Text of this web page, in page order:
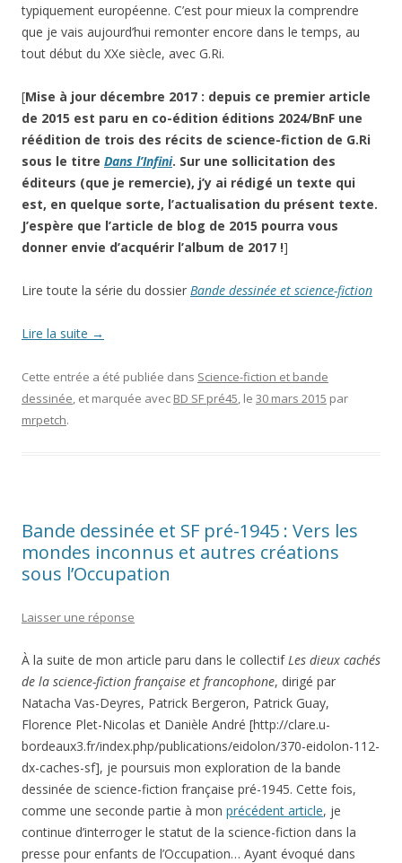
typiquement européenne. C’est pour mieux la comprendre
que je vais aujourd’hui remonter encore dans le temps, au
tout début du XXe siècle, avec G.Ri.
[Mise à jour décembre 2017 : depuis ce premier article
de 2015 est paru en co-édition éditions 2024/BnF une
réédition de trois des récits de science-fiction de G.Ri
sous le titre Dans l’Infini. Sur une sollicitation des
éditeurs (que je remercie), j’y ai rédigé un texte qui
est, en quelque sorte, l’actualisation du présent texte.
J’espère que l’article de blog de 2015 pourra vous
donner envie d’acquérir l’album de 2017 !]
Lire toute la série du dossier Bande dessinée et science-fiction
Lire la suite →
Cette entrée a été publiée dans Science-fiction et bande
dessinée, et marquée avec BD SF pré45, le 30 mars 2015 par
mrpetch.
Bande dessinée et SF pré-1945 : Vers les
mondes inconnus et autres créations
sous l’Occupation
Laisser une réponse
À la suite de mon article paru dans le collectifLes dieux cachés
de la science-fiction française et francophone, dirigé par
Natacha Vas-Deyres, Patrick Bergeron, Patrick Guay,
Florence Plet-Nicolas et Danièle André [http://clare.u-
bordeaux3.fr/index.php/publications/eidolon/370-eidolon-112-
dx-caches-sf], je poursuis mon exploration de la bande
dessinée de science-fiction française pré-1945. Cette fois,
comme une seconde partie à mon précédent article, je
continue d’interroger le statut de la science-fiction dans la
presse pour enfants de l’Occupation… Ayant évoqué dans